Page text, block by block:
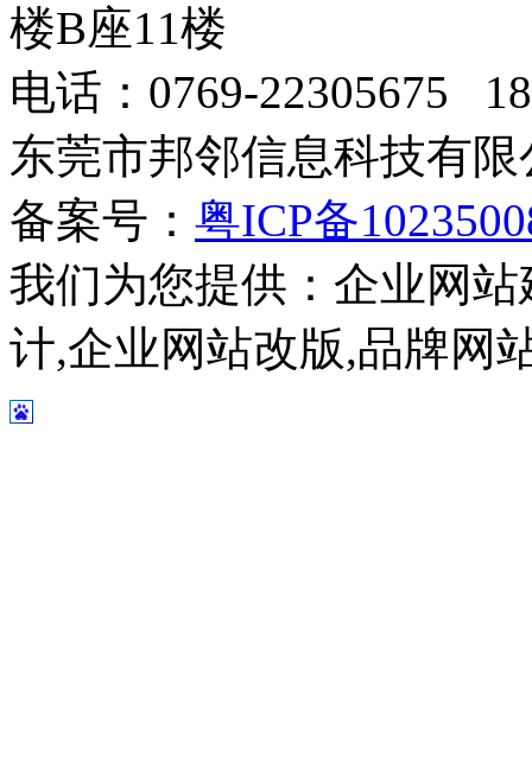
楼B座11楼
电话：0769-22305675
东莞市邦邻信息科技有
备案号： 粤ICP备
我们为您提供：企业网
计,企业网站改版,品牌网